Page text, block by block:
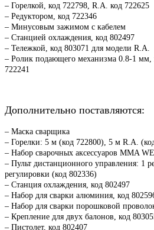
– Горелкой, код 722798, R.A. код 722625
– Редуктором, код 722346
– Минусовым зажимом с кабелем
– Станцией охлаждения, код 802497
– Тележкой, код 803071 для модели R.A.
– Ролик подающего механизма 0.8-1 мм,
722241
Дополнительно поставляются:
– Маска сварщика
– Горелки: 5 м (код 722800), 5 м R.A.
– Набор сварочных аксессуаров MMA
– Пульт дистанционного управления: 1
регулировки (код 802336)
– Станция охлаждения, код 802497
– Набор для сварки алюминия, код
– Набор для сварки порошковой
– Крепление для двух балонов, код
– Пистолет, код 802407